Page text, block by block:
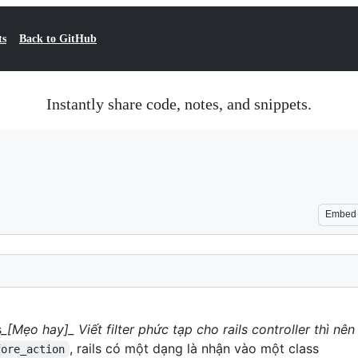
Back to GitHub
Instantly share code, notes, and snippets.
Embed
​_[Mẹo hay]_​ Viết filter phức tạp cho rails controller thì
, rails có một dạng là nhận vào một class